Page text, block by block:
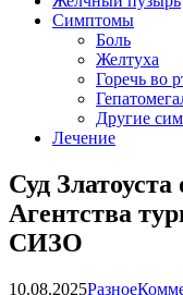
Симптомы
Боль
Желтуха
Горечь во
Другие
Лечение
Суд
Агентства
СИЗО
10.08.2025Разное